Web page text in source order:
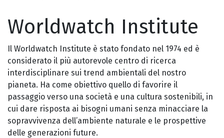
Worldwatch Institute
Il Worldwatch Institute è stato fondato nel 1974 ed è
considerato il più autorevole centro di ricerca
interdisciplinare sui trend ambientali del nostro
pianeta. Ha come obiettivo quello di favorire il
passaggio verso una società e una cultura sostenibili, in
cui dare risposta ai bisogni umani senza minacciare la
sopravvivenza dell’ambiente naturale e le prospettive
delle generazioni future.